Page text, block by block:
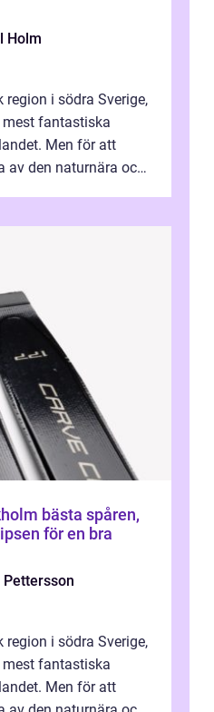
Holm
region i södra Sverige,
mest fantastiska
Men för att
av den naturnära och
för en bra
region i södra Sverige,
mest fantastiska
Men för att